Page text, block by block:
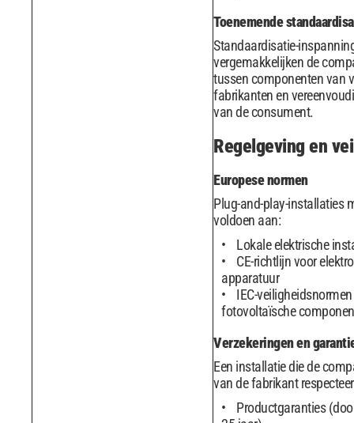
Toenemende
Standaardisatie-
vergemakkelijken de
tussen componenten van
fabrikanten en
van de consument.
Regelgeving en
Europese normen
Plug-and-play-installaties
voldoen aan:
Lokale elektrische
CE-richtlijn voor
apparatuur
IEC-
fotovoltaïsche
Verzekeringen en
Een installatie die de
van de fabrikant
Productgaranties